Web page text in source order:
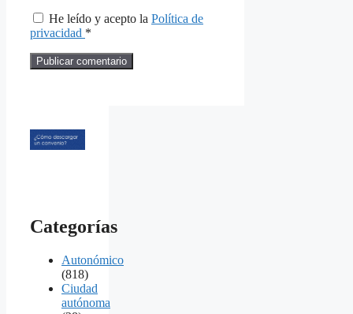
He leído y acepto la Política de
privacidad *
Categorías
Autonómico
(818)
Ciudad
autónoma